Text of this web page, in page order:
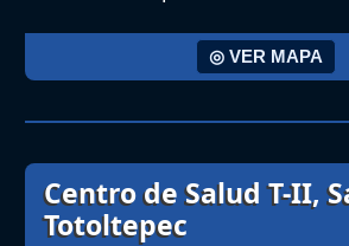
◎ VER MAPA
Centro de Salud T-II,
Totoltepec